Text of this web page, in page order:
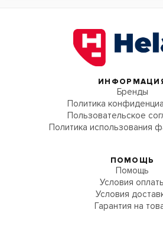
Бренды
Политика
Пользовательское
Политика использования
ПОМОЩЬ
Помощь
Условия
Условия
Гарантия на